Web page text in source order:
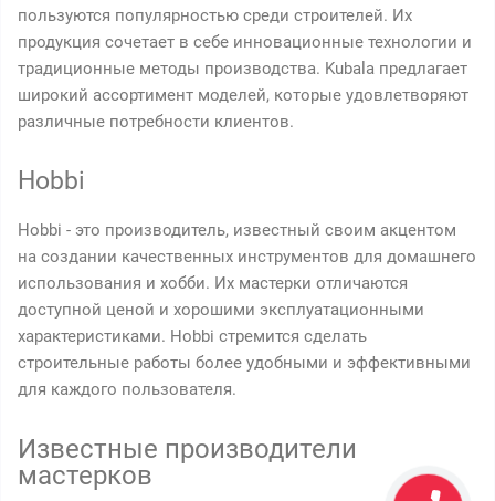
пользуются популярностью среди строителей. Их
продукция сочетает в себе инновационные технологии и
традиционные методы производства. Kubala предлагает
широкий ассортимент моделей, которые удовлетворяют
различные потребности клиентов.
Hobbi
Hobbi - это производитель, известный своим акцентом
на создании качественных инструментов для домашнего
использования и хобби. Их мастерки отличаются
доступной ценой и хорошими эксплуатационными
характеристиками. Hobbi стремится сделать
строительные работы более удобными и эффективными
для каждого пользователя.
Известные производители
мастерков